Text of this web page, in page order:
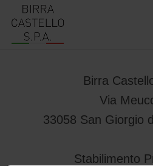
Birra
Via
33058 San Giorgio
Stabilimento